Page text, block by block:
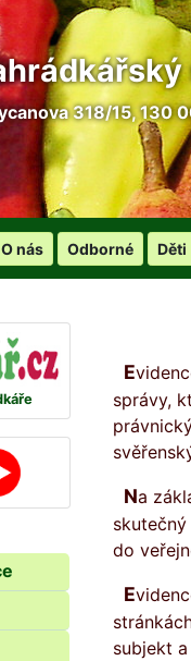
318/15, 130
O nás Odborné Děti
Evidence skutečných majitelů (též Informační systém skutečných majitelů) je informační systém veřejné
správy,
Na základě vydané novely zákona č. 37/2021 Sb., o evidenci skutečných majitelů se od 1.6.2021 jako
do
subjekt